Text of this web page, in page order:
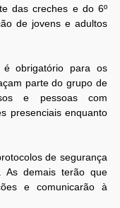
das creches e do 6º
de jovens e adultos
obrigatório para os
parte do grupo de
e pessoas com
presenciais enquanto
de segurança
As demais terão que
e comunicarão à